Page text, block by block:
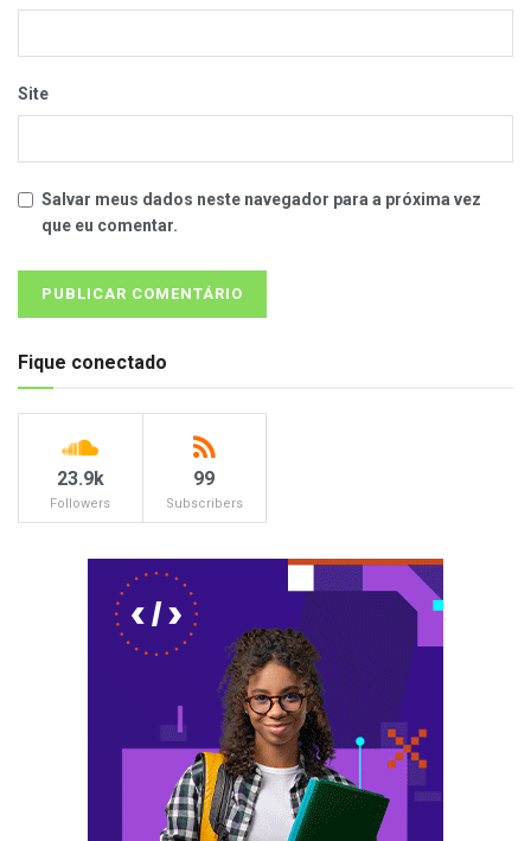
Site
Salvar meus dados neste navegador para a próxima vez
que eu comentar.
Fique conectado
23.9k
Followers
99
Subscribers